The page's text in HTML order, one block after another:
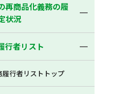
再商品化義務の履
状況
行者リスト
履行者リストトップ